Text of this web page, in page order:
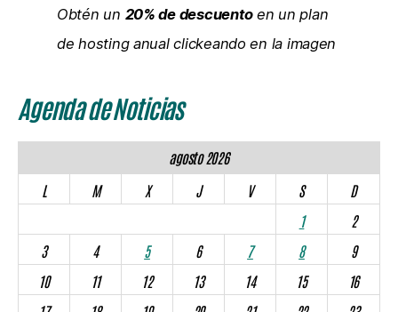
Obtén un 20% de descuentoen un plan
de hosting anual clickeando en la imagen
Agenda de Noticias
agosto 2026
L
M X J V S
D
1
2
3
4 5 6 7 8
9
10
11 12 13 14 15
16